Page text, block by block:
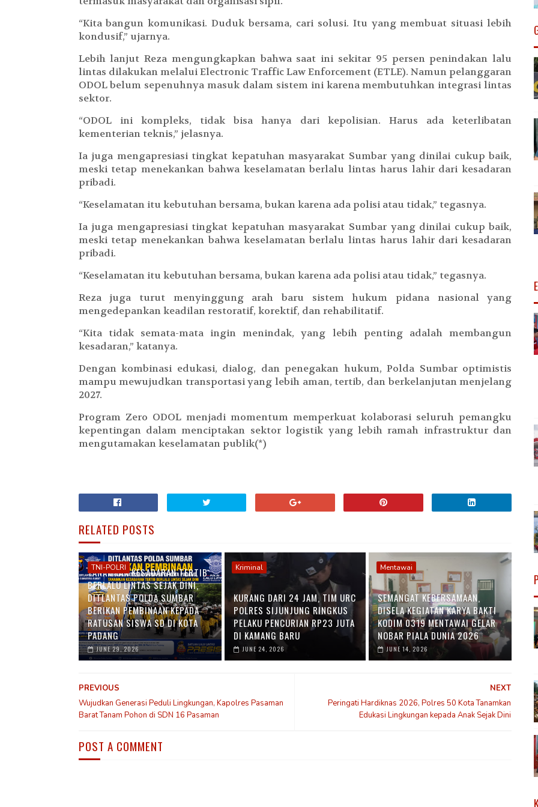
“Kita bangun komunikasi. Duduk bersama, cari solusi. Itu yang membuat situasi lebih
kondusif,” ujarnya.
Lebih lanjut Reza mengungkapkan bahwa saat ini sekitar 95 persen penindakan lalu
lintas dilakukan melalui Electronic Traffic Law Enforcement (ETLE). Namun pelanggaran
ODOL belum sepenuhnya masuk dalam sistem ini karena membutuhkan integrasi lintas
sektor.
“ODOL ini kompleks, tidak bisa hanya dari kepolisian. Harus ada keterlibatan
kementerian teknis,” jelasnya.
Ia juga mengapresiasi tingkat kepatuhan masyarakat Sumbar yang dinilai cukup baik,
meski tetap menekankan bahwa keselamatan berlalu lintas harus lahir dari kesadaran
pribadi.
“Keselamatan itu kebutuhan bersama, bukan karena ada polisi atau tidak,” tegasnya.
Ia juga mengapresiasi tingkat kepatuhan masyarakat Sumbar yang dinilai cukup baik,
meski tetap menekankan bahwa keselamatan berlalu lintas harus lahir dari kesadaran
pribadi.
“Keselamatan itu kebutuhan bersama, bukan karena ada polisi atau tidak,” tegasnya.
Reza juga turut menyinggung arah baru sistem hukum pidana nasional yang
mengedepankan keadilan restoratif, korektif, dan rehabilitatif.
“Kita tidak semata-mata ingin menindak, yang lebih penting adalah membangun
kesadaran,” katanya.
Dengan kombinasi edukasi, dialog, dan penegakan hukum, Polda Sumbar optimistis
mampu mewujudkan transportasi yang lebih aman, tertib, dan berkelanjutan menjelang
2027.
Program Zero ODOL menjadi momentum memperkuat kolaborasi seluruh pemangku
kepentingan dalam menciptakan sektor logistik yang lebih ramah infrastruktur dan
mengutamakan keselamatan publik(*)
RELATED POSTS
TNI-POLRI
TANAMKAN KESADARAN TERTIB
BERLALU LINTAS SEJAK DINI,
DITLANTAS POLDA SUMBAR
BERIKAN PEMBINAAN KEPADA
RATUSAN SISWA SD DI KOTA
PADANG
JUNE 29, 2026
Kriminal
KURANG DARI 24 JAM, TIM URC
POLRES SIJUNJUNG RINGKUS
PELAKU PENCURIAN RP23 JUTA
DI KAMANG BARU
JUNE 24, 2026
Mentawai
SEMANGAT KEBERSAMAAN,
DISELA KEGIATAN KARYA BAKTI
KODIM 0319 MENTAWAI GELAR
NOBAR PIALA DUNIA 2026
JUNE 14, 2026
NEXT
Peringati Hardiknas 2026, Polres 50 Kota Tanamkan
Edukasi Lingkungan kepada Anak Sejak Dini
PREVIOUS
Wujudkan Generasi Peduli Lingkungan, Kapolres Pasaman
Barat Tanam Pohon di SDN 16 Pasaman
POST A COMMENT